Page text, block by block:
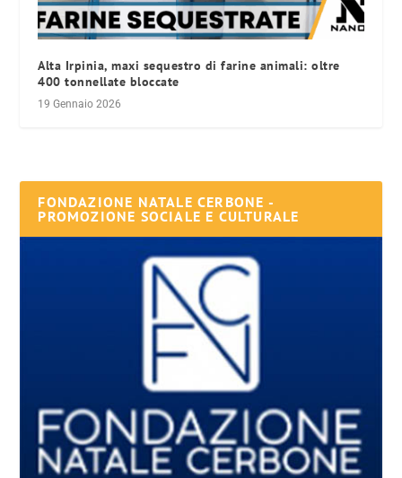
Alta Irpinia, maxi sequestro di farine animali: oltre
400 tonnellate bloccate
19 Gennaio 2026
FONDAZIONE NATALE CERBONE -
PROMOZIONE SOCIALE E CULTURALE